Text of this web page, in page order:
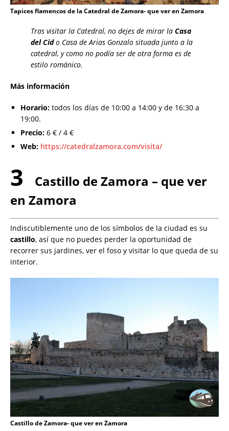
Tapices flamencos de la Catedral de Zamora- que ver en Zamora
Tras visitar la Catedral, no dejes de mirar la Casa
del Cido Casa de Arias Gonzalo situada junto a la
catedral, y como no podía ser de otra forma es de
estilo románico.
Más información
Horario: todos los días de 10:00 a 14:00 y de 16:30 a
19:00.
Precio: 6 € / 4 €
Web: https://catedralzamora.com/visita/
3
Castillo de Zamora – que ver
en Zamora
Indiscutiblemente uno de los símbolos de la ciudad es su
castillo, así que no puedes perder la oportunidad de
recorrer sus jardines, ver el foso y visitar lo que queda de su
interior.
Castillo de Zamora- que ver en Zamora